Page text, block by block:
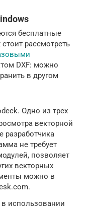
бесплатные
рассмотреть
DXF: можно
в другом
Одно из трех
векторной
разработчика
не требует
позволяет
векторных
можно в
использовании